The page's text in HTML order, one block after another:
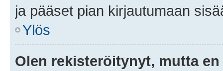
ja pääset pian kirjautumaan
Ylös
Olen rekisteröitynyt, mutta